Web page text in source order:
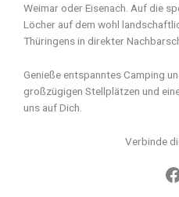
Weimar oder Eisenach. Auf die
Löcher auf dem wohl
Thüringens in direkter
Genieße entspanntes Camping
großzügigen Stellplätzen und
uns auf Dich.
Verbinde